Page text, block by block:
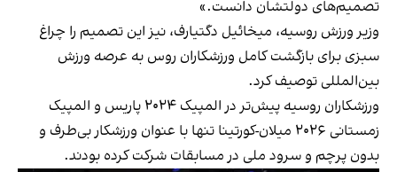
تصمیم‌های دولتشان دانست.»
وزیر ورزش روسیه، میخائیل دگتیارف، نیز این تصمیم را چراغ
سبزی برای بازگشت کامل ورزشکاران روس به عرصه ورزش
بین‌المللی توصیف کرد.
ورزشکاران روسیه پیش‌تر در المپیک ۲۰۲۴ پاریس و المپیک
زمستانی ۲۰۲۶ میلان-کورتینا تنها با عنوان ورزشکار بی‌طرف و
بدون پرچم و سرود ملی در مسابقات شرکت کرده بودند.